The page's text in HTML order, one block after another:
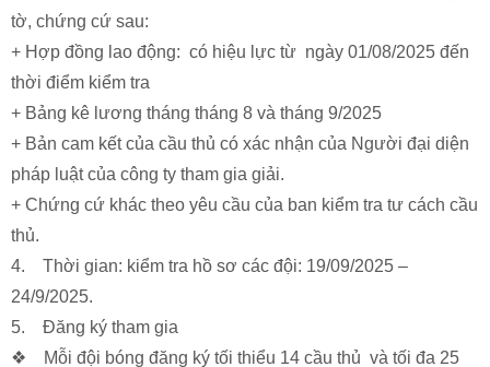
tờ, chứng cứ sau:
+ Hợp đồng lao động: có hiệu lực từ ngày 01/08/2025 đến
thời điểm kiểm tra
+ Bảng kê lương tháng tháng 8 và tháng 9/2025
+ Bản cam kết của cầu thủ có xác nhận của Người đại diện
pháp luật của công ty tham gia giải.
+ Chứng cứ khác theo yêu cầu của ban kiểm tra tư cách cầu
thủ.
4. Thời gian: kiểm tra hồ sơ các đội: 19/09/2025 –
24/9/2025.
5. Đăng ký tham gia
❖ Mỗi đội bóng đăng ký tối thiểu 14 cầu thủ và tối đa 25